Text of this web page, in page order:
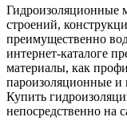
Гидроизоляционные
строений,
преимущественно
интернет-каталоге
материалы, как
пароизоляционные и
Купить
непосредственно на